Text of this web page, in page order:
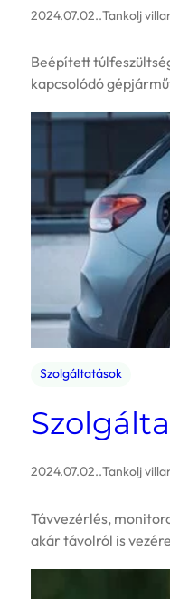
2024.07.02..Tankolj
Beépített
kapcsolódó
Szolgáltatások
2024.07.02..Tankolj
Távvezérlés,
akár távolról is